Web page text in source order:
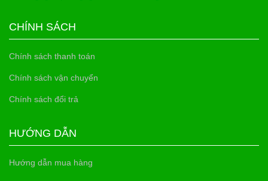
CHÍNH SÁCH
Chính sách thanh toán
Chính sách vận chuyển
Chính sách đổi trả
HƯỚNG DẪN
Hướng dẫn mua hàng